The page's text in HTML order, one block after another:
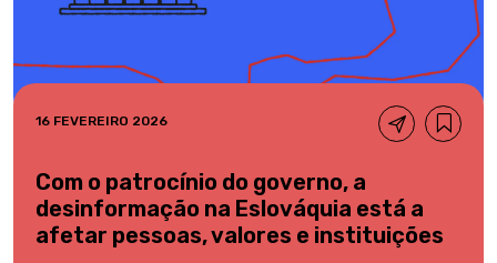
16 FEVEREIRO 2026
Com o patrocínio do governo, a
desinformação na Eslováquia está a
afetar pessoas, valores e instituições